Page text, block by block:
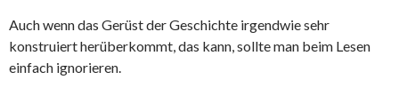
Auch wenn das Gerüst der Geschichte irgendwie sehr
konstruiert herüberkommt, das kann, sollte man beim Lesen
einfach ignorieren.